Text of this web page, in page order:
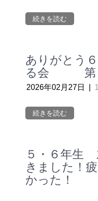
続きを読む
ありがとう
る会 第
2026年02月27日
続きを読む
５・６年生
きました！
かった！